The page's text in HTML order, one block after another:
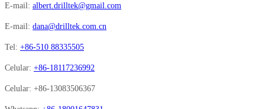
E-mail: albert.drilltek@gmail.com
E-mail: dana@drilltek.com.cn
Tel: +86-510 88335505
Celular: +86-18117236992
Celular: +86-13083506367